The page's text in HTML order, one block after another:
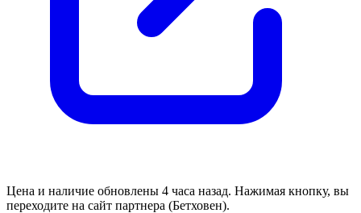
Цена и наличие обновлены 4 часа назад. Нажимая кнопку, вы
переходите на сайт партнера (Бетховен).